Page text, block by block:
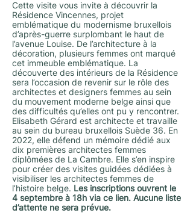
Cette visite vous invite à découvrir la
Résidence Vincennes, projet
emblématique du modernisme bruxellois
d’après-guerre surplombant le haut de
l’avenue Louise. De l’architecture à la
décoration, plusieurs femmes ont marqué
cet immeuble emblématique. La
découverte des intérieurs de la Résidence
sera l’occasion de revenir sur le rôle des
architectes et designers femmes au sein
du mouvement moderne belge ainsi que
des difficultés qu’elles ont pu y rencontrer.
Elisabeth Gérard est architecte et travaille
au sein du bureau bruxellois Suède 36. En
2022, elle défend un mémoire dédié aux
dix premières architectes femmes
diplômées de La Cambre. Elle s’en inspire
pour créer des visites guidées dédiées à
visibiliser les architectes femmes de
l’histoire belge. Les inscriptions ouvrent le
4 septembre à 18h via ce lien. Aucune liste
d’attente ne sera prévue.